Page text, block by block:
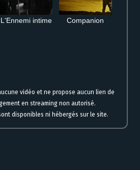
L'Ennemi intime Companion
vidéo et ne propose aucun lien de
en streaming non autorisé.
disponibles ni hébergés sur le site.